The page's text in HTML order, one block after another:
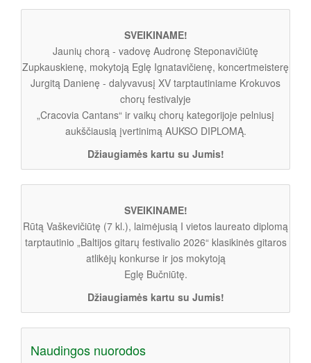
SVEIKINAME!
Jaunių chorą - vadovę Audronę Steponavičiūtę
Zupkauskienę, mokytoją Eglę Ignatavičienę, koncertmeisterę
Jurgitą Danienę - dalyvavusį XV tarptautiniame Krokuvos
chorų festivalyje
„Cracovia Cantans“ ir vaikų chorų kategorijoje pelniusį
aukščiausią įvertinimą AUKSO DIPLOMĄ.
Džiaugiamės kartu su Jumis!
SVEIKINAME!
Rūtą Vaškevičiūtę (7 kl.), laimėjusią I vietos laureato diplomą
tarptautinio „Baltijos gitarų festivalio 2026“ klasikinės gitaros
atlikėjų konkurse ir jos mokytoją
Eglę Bučniūtę.
Džiaugiamės kartu su Jumis!
Naudingos nuorodos